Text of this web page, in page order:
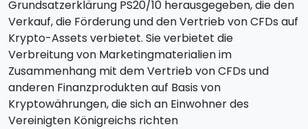
Grundsatzerklärung PS20/10 herausgegeben, die den
Verkauf, die Förderung und den Vertrieb von CFDs auf
Krypto-Assets verbietet. Sie verbietet die
Verbreitung von Marketingmaterialien im
Zusammenhang mit dem Vertrieb von CFDs und
anderen Finanzprodukten auf Basis von
Kryptowährungen, die sich an Einwohner des
Vereinigten Königreichs richten